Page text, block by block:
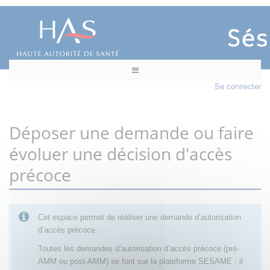
Se connecter
Déposer une demande ou faire
évoluer une décision d'accès
précoce
Cet espace permet de réaliser une demande d’autorisation
d’accès précoce.
Toutes les demandes d’autorisation d’accès précoce (pré-
AMM ou post-AMM) se font sur la plateforme SESAME : il